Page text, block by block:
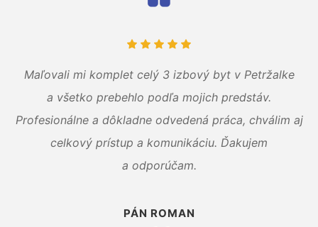
Maľovali mi komplet celý 3 izbový byt v Petržalke
a všetko prebehlo podľa mojich predstáv.
Profesionálne a dôkladne odvedená práca, chválim aj
celkový prístup a komunikáciu. Ďakujem
a odporúčam.
PÁN ROMAN